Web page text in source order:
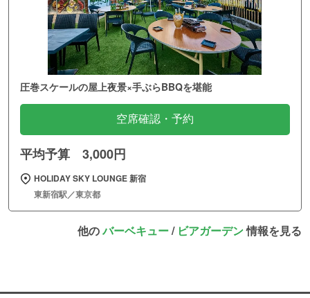
圧巻スケールの屋上夜景×手ぶらBBQを堪能
空席確認・予約
平均予算 3,000円
HOLIDAY SKY LOUNGE 新宿
東新宿駅／東京都
他のバーベキュー/ ビアガーデン情報を見る